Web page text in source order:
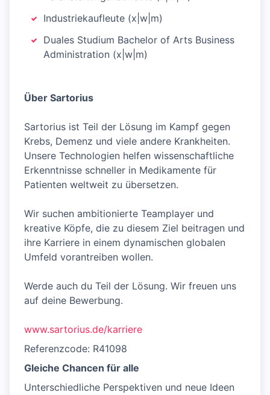
Industriekaufleute (x|w|m)
Duales Studium Bachelor of Arts Business
Administration (x|w|m)
Über Sartorius
Sartorius ist Teil der Lösung im Kampf gegen
Krebs, Demenz und viele andere Krankheiten.
Unsere Technologien helfen wissenschaftliche
Erkenntnisse schneller in Medikamente für
Patienten weltweit zu übersetzen.
Wir suchen ambitionierte Teamplayer und
kreative Köpfe, die zu diesem Ziel beitragen und
ihre Karriere in einem dynamischen globalen
Umfeld vorantreiben wollen.
Werde auch du Teil der Lösung. Wir freuen uns
auf deine Bewerbung.
www.sartorius.de/karriere
Referenzcode: R41098
Gleiche Chancen für alle
Unterschiedliche Perspektiven und neue Ideen